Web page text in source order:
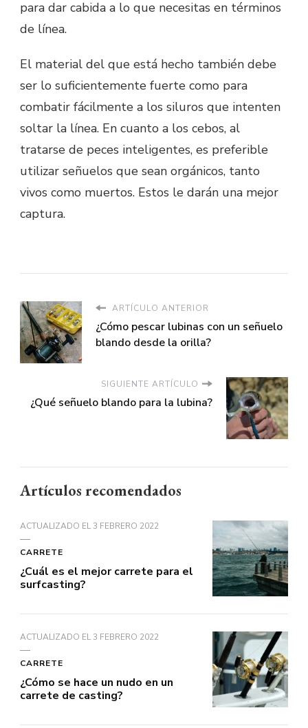
para dar cabida a lo que necesitas en términos
de línea.
El material del que está hecho también debe
ser lo suficientemente fuerte como para
combatir fácilmente a los siluros que intenten
soltar la línea. En cuanto a los cebos, al
tratarse de peces inteligentes, es preferible
utilizar señuelos que sean orgánicos, tanto
vivos como muertos. Estos le darán una mejor
captura.
ARTÍCULO ANTERIOR
¿Cómo pescar lubinas con un señuelo
blando desde la orilla?
SIGUIENTE ARTÍCULO
¿Qué señuelo blando para la lubina?
Artículos recomendados
ACTUALIZADO EL3 FEBRERO 2022
CARRETE
¿Cuál es el mejor carrete para el
surfcasting?
ACTUALIZADO EL3 FEBRERO 2022
CARRETE
¿Cómo se hace un nudo en un
carrete de casting?